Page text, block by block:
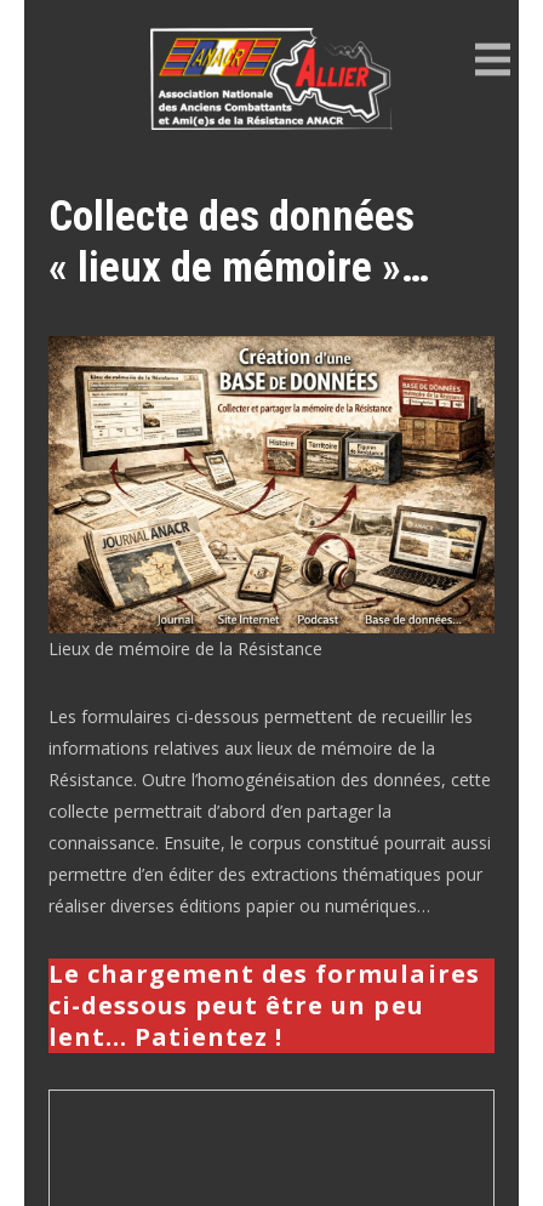
Collecte des données
« lieux de mémoire »…
Lieux de mémoire de la Résistance
Les formulaires ci-dessous permettent de recueillir les
informations relatives aux lieux de mémoire de la
Résistance. Outre l’homogénéisation des données, cette
collecte permettrait d’abord d’en partager la
connaissance. Ensuite, le corpus constitué pourrait aussi
permettre d’en éditer des extractions thématiques pour
réaliser diverses éditions papier ou numériques…
Le chargement des formulaires
ci-dessous peut être un peu
lent… Patientez !